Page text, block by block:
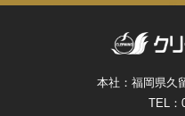
本社：福岡県久
TEL：